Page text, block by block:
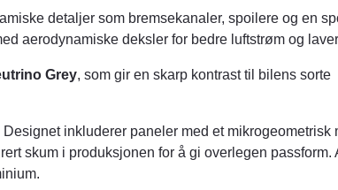
detaljer som bremsekanaler, spoilere og en
aerodynamiske deksler for bedre luftstrøm og
Grey, som gir en skarp kontrast til bilens sorte
inkluderer paneler med et mikrogeometrisk
skum i produksjonen for å gi overlegen passform.